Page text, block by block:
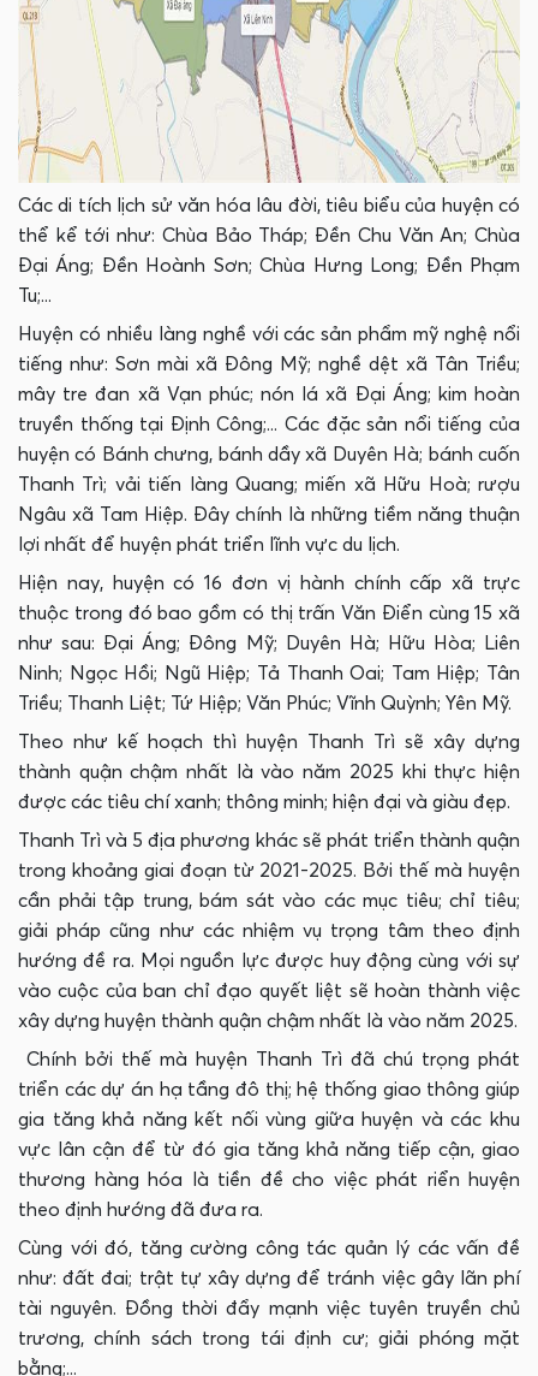
Các di tích lịch sử văn hóa lâu đời, tiêu biểu của huyện có
thể kể tới như: Chùa Bảo Tháp; Đền Chu Văn An; Chùa
Đại Áng; Đền Hoành Sơn; Chùa Hưng Long; Đền Phạm
Tu;...
Huyện có nhiều làng nghề với các sản phẩm mỹ nghệ nổi
tiếng như: Sơn mài xã Đông Mỹ; nghề dệt xã Tân Triều;
mây tre đan xã Vạn phúc; nón lá xã Đại Áng; kim hoàn
truyền thống tại Định Công;... Các đặc sản nổi tiếng của
huyện có Bánh chưng, bánh dầy xã Duyên Hà; bánh cuốn
Thanh Trì; vải tiến làng Quang; miến xã Hữu Hoà; rượu
Ngâu xã Tam Hiệp. Đây chính là những tiềm năng thuận
lợi nhất để huyện phát triển lĩnh vực du lịch.
Hiện nay, huyện có 16 đơn vị hành chính cấp xã trực
thuộc trong đó bao gồm có thị trấn Văn Điển cùng 15 xã
như sau: Đại Áng; Đông Mỹ; Duyên Hà; Hữu Hòa; Liên
Ninh; Ngọc Hồi; Ngũ Hiệp; Tả Thanh Oai; Tam Hiệp; Tân
Triều; Thanh Liệt; Tứ Hiệp; Văn Phúc; Vĩnh Quỳnh; Yên Mỹ.
Theo như kế hoạch thì huyện Thanh Trì sẽ xây dựng
thành quận chậm nhất là vào năm 2025 khi thực hiện
được các tiêu chí xanh; thông minh; hiện đại và giàu đẹp.
Thanh Trì và 5 địa phương khác sẽ phát triển thành quận
trong khoảng giai đoạn từ 2021-2025. Bởi thế mà huyện
cần phải tập trung, bám sát vào các mục tiêu; chỉ tiêu;
giải pháp cũng như các nhiệm vụ trọng tâm theo định
hướng đề ra. Mọi nguồn lực được huy động cùng với sự
vào cuộc của ban chỉ đạo quyết liệt sẽ hoàn thành việc
xây dựng huyện thành quận chậm nhất là vào năm 2025.
Chính bởi thế mà huyện Thanh Trì đã chú trọng phát
triển các dự án hạ tầng đô thị; hệ thống giao thông giúp
gia tăng khả năng kết nối vùng giữa huyện và các khu
vực lân cận để từ đó gia tăng khả năng tiếp cận, giao
thương hàng hóa là tiền đề cho việc phát riển huyện
theo định hướng đã đưa ra.
Cùng với đó, tăng cường công tác quản lý các vấn đề
như: đất đai; trật tự xây dựng để tránh việc gây lãn phí
tài nguyên. Đồng thời đẩy mạnh việc tuyên truyền chủ
trương, chính sách trong tái định cư; giải phóng mặt
bằng;...